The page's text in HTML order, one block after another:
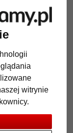
witrynie
i